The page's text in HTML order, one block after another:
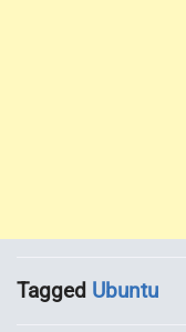
Tagged Ubuntu